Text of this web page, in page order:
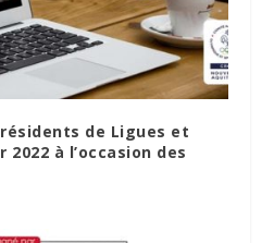
de Ligues et
à l’occasion des